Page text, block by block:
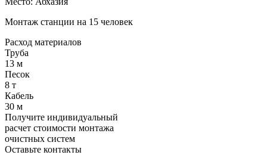
Монтаж станции на 15 человек
Расход материалов
Труба
13 м
Песок
8 т
Кабель
30 м
Получите индивидуальный
расчет стоимости монтажа
очистных систем
Оставьте контакты